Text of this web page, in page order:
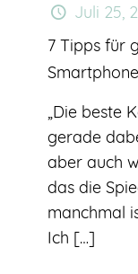
Juli 25,
7 Tipps für
Smartphone
„Die beste
gerade
aber auch
das die
manchmal
Ich […]